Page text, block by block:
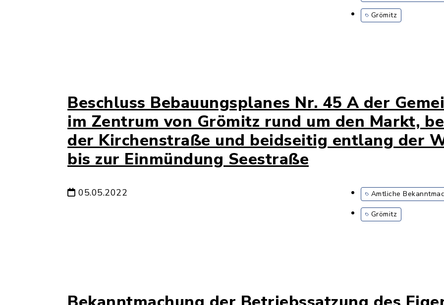
Grömitz
Beschluss Bebauungsplanes Nr. 45 A der
im Zentrum von Grömitz rund um den Markt,
der Kirchenstraße und beidseitig entlang der
bis zur Einmündung Seestraße
05.05.2022 Amtliche
Grömitz